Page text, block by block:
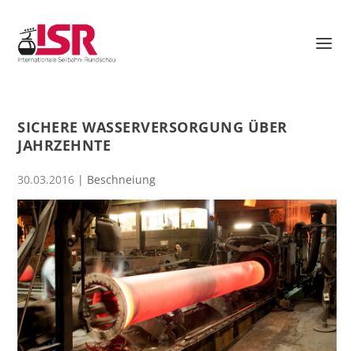
SICHERE WASSERVERSORGUNG ÜBER
JAHRZEHNTE
30.03.2016 | Beschneiung